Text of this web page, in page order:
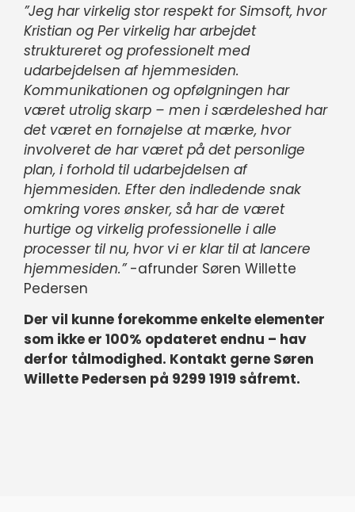
”Jeg har virkelig stor respekt for Simsoft, hvor
Kristian og Per virkelig har arbejdet
struktureret og professionelt med
udarbejdelsen af hjemmesiden.
Kommunikationen og opfølgningen har
været utrolig skarp – men i særdeleshed har
det været en fornøjelse at mærke, hvor
involveret de har været på det personlige
plan, i forhold til udarbejdelsen af
hjemmesiden. Efter den indledende snak
omkring vores ønsker, så har de været
hurtige og virkelig professionelle i alle
processer til nu, hvor vi er klar til at lancere
hjemmesiden.”-afrunder Søren Willette
Pedersen
Der vil kunne forekomme enkelte elementer
som ikke er 100% opdateret endnu – hav
derfor tålmodighed. Kontakt gerne Søren
Willette Pedersen på 9299 1919 såfremt.